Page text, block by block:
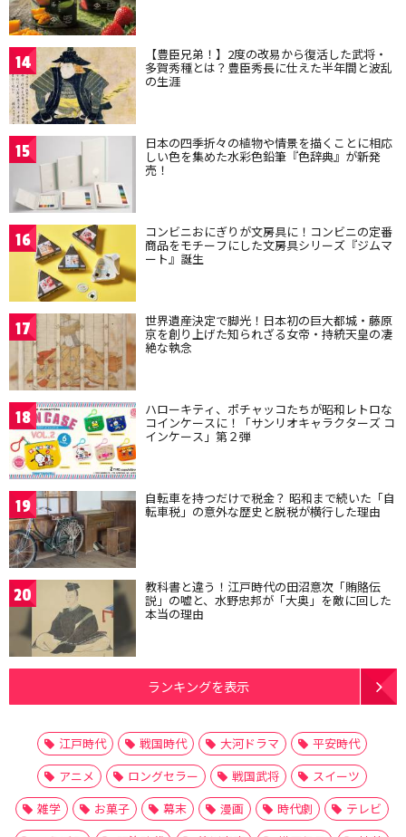
14 【豊臣兄弟！】2度の改易から復活した武将・
多賀秀種とは？豊臣秀長に仕えた半年間と波乱
の生涯
15 日本の四季折々の植物や情景を描くことに相応
しい色を集めた水彩色鉛筆『色辞典』が新発
売！
16 コンビニおにぎりが文房具に！コンビニの定番
商品をモチーフにした文房具シリーズ『ジムマ
ート』誕生
17 世界遺産決定で脚光！日本初の巨大都城・藤原
京を創り上げた知られざる女帝・持統天皇の凄
絶な執念
18 ハローキティ、ポチャッコたちが昭和レトロな
コインケースに！「サンリオキャラクターズ コ
インケース」第２弾
19 自転車を持つだけで税金？ 昭和まで続いた「自
転車税」の意外な歴史と脱税が横行した理由
20 教科書と違う！江戸時代の田沼意次「賄賂伝
説」の嘘と、水野忠邦が「大奥」を敵に回した
本当の理由
ランキングを表示
江戸時代 戦国時代 大河ドラマ
平安時代
アニメ
ロングセラー 戦国武将
スイーツ
雑学
お菓子 幕末 漫画 時代劇
テレビ